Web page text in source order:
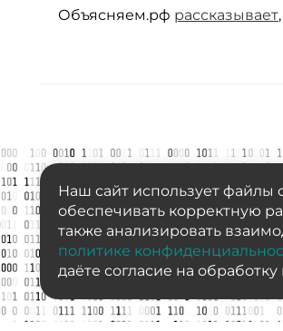
Объясняем.рф рассказывает
Наш сайт использует файлы
обеспечивать корректную
также анализировать
политике
даёте согласие на